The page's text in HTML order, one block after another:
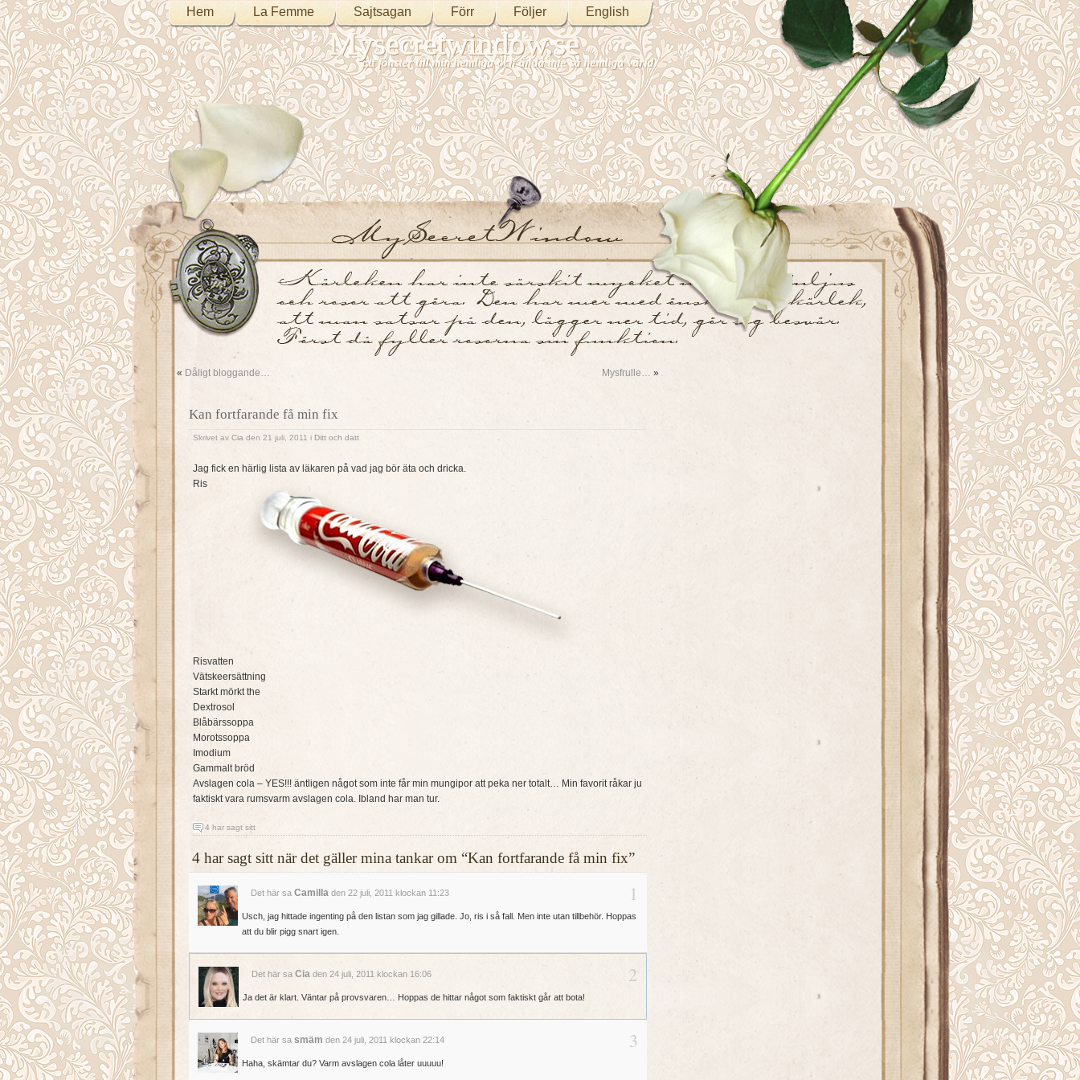
Hem La Femme Sajtsagan Förr Följer English
Mysecretwindow.se
Ett fönster till min hemliga och ändå inte så hemliga värld.
« Dåligt bloggande… Mysfrulle… »
Kan fortfarande få min fix
Skrivet av Cia den 21 juli, 2011 i Ditt och datt
Jag fick en härlig lista av läkaren på vad jag bör äta och dricka.
Ris
Risvatten
Vätskeersättning
Starkt mörkt the
Dextrosol
Blåbärssoppa
Morotssoppa
Imodium
Gammalt bröd
Avslagen cola – YES!!! äntligen något som inte får min mungipor att peka ner totalt… Min favorit råkar ju
faktiskt vara rumsvarm avslagen cola. Ibland har man tur.
4 har sagt sitt
4 har sagt sitt när det gäller mina tankar om “Kan fortfarande få min fix”
Det här sa Camilla den 22 juli, 2011 klockan 11:23 1
Usch, jag hittade ingenting på den listan som jag gillade. Jo, ris i så fall. Men inte utan tillbehör. Hoppas
att du blir pigg snart igen.
Det här saCia den 24 juli, 2011 klockan 16:06 2
Ja det är klart. Väntar på provsvaren… Hoppas de hittar något som faktiskt går att bota!
Det här sa smäm den 24 juli, 2011 klockan 22:14 3
Haha, skämtar du? Varm avslagen cola låter uuuuu!